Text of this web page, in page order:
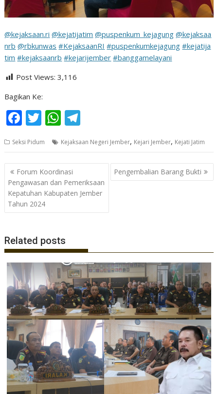
@kejaksaan.ri @kejatijatim @puspenkum_kejagung @kejaksaa
nrb @rbkunwas #KejaksaanRI #puspenkumkejagung #kejatija
tim #kejaksaanrb #kejarijember #banggamelayani
Post Views: 3,116
Bagikan Ke:
F
e
b
o
o
k
T
itt
er
W
at
s
A
p
p
e
gr
a
m
Seksi Pidum Kejaksaan Negeri Jember, Kejari Jember, Kejati Jatim
Navigasi
pos
Forum Koordinasi
Pengawasan dan Pemeriksaan
Kepatuhan Kabupaten Jember
Tahun 2024
Pengembalian Barang Bukti
Related posts